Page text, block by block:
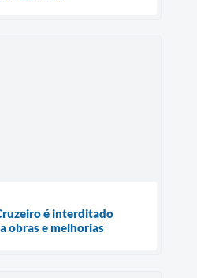
é interditado
obras e melhorias